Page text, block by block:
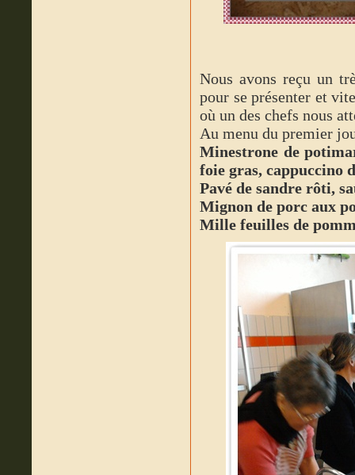
Nous avons reçu un
pour se présenter et
où un des chefs nous
Au menu du premier
Minestrone de
foie gras, cappuccino
Pavé de sandre rôti,
Mignon de porc aux
Mille feuilles de